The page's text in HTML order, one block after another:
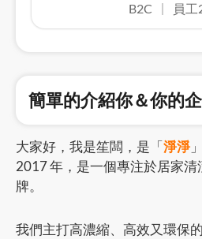
B2C
員工
簡單的介紹你＆你的
大家好，我是笙闆，是「淨淨
2017 年，是一個專注於居家
牌。
我們主打高濃縮、高效又環保